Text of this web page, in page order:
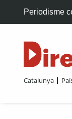
Periodisme
Catalunya